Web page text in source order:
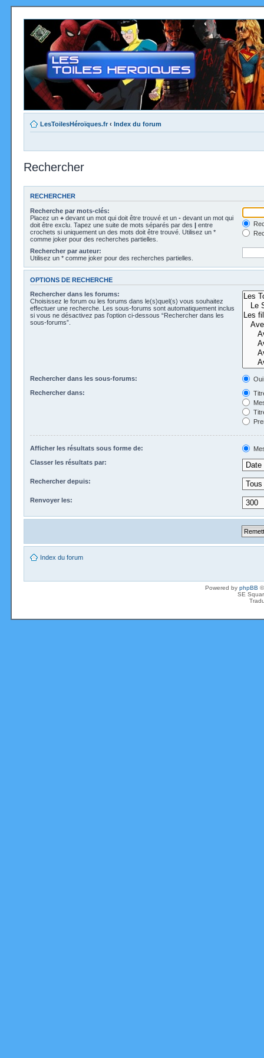
LesToilesHéroïques.fr ‹ Index du forum
Rechercher
RECHERCHER
Recherche par mots-clés:
Placez un + devant un mot qui doit être trouvé et un - devant un mot qui
doit être exclu. Tapez une suite de mots séparés par des | entre
crochets si uniquement un des mots doit être trouvé. Utilisez un *
comme joker pour des recherches partielles.
Rechercher par auteur:
Utilisez un * comme joker pour des recherches partielles.
OPTIONS DE RECHERCHE
Rechercher dans les forums:
Choisissez le forum ou les forums dans le(s)quel(s) vous souhaitez
effectuer une recherche. Les sous-forums sont automatiquement inclus
si vous ne désactivez pas l’option ci-dessous “Rechercher dans les
sous-forums”.
Rechercher dans les sous-forums:
Oui
Rechercher dans:
Afficher les résultats sous forme de:
Classer les résultats par:
Rechercher depuis:
Renvoyer les:
Index du forum
Powered by phpBB
SE